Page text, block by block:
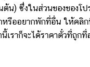
ต้น) ซึ่งในส่วนของของโป
หรืออยากพักที่อื่น ให้คลิ
เราก็จะได้ราคาตั๋วที่ถูก